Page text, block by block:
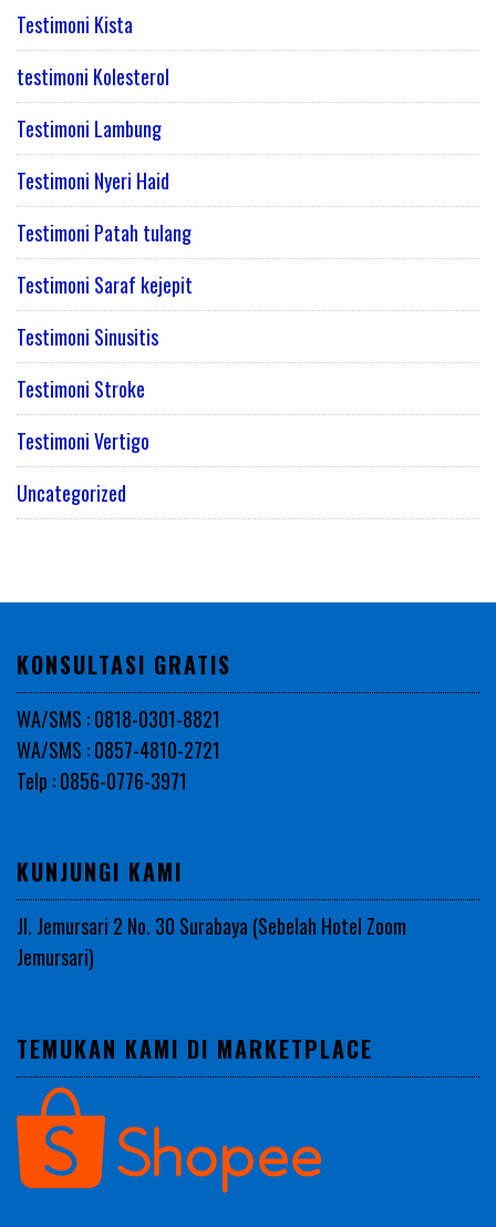
Testimoni Kista
testimoni Kolesterol
Testimoni Lambung
Testimoni Nyeri Haid
Testimoni Patah tulang
Testimoni Saraf kejepit
Testimoni Sinusitis
Testimoni Stroke
Testimoni Vertigo
Uncategorized
KONSULTASI GRATIS
WA/SMS : 0818-0301-8821
WA/SMS : 0857-4810-2721
Telp : 0856-0776-3971
KUNJUNGI KAMI
Jl. Jemursari 2 No. 30 Surabaya (Sebelah Hotel Zoom
Jemursari)
TEMUKAN KAMI DI MARKETPLACE